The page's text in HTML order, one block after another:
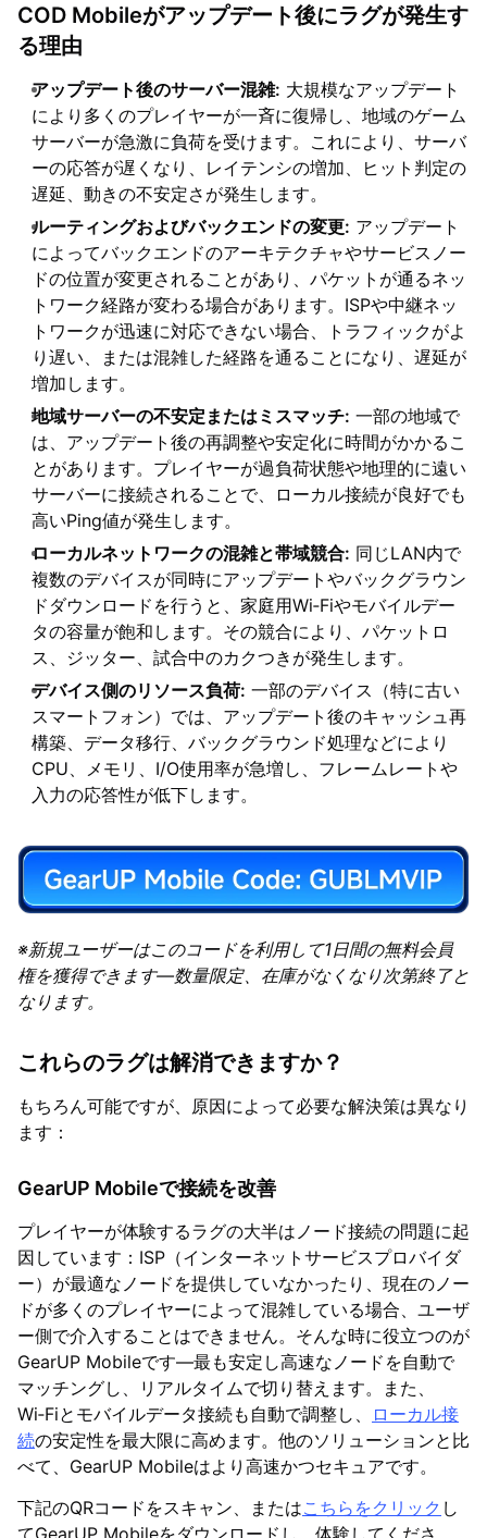
COD Mobileがアップデート後にラグが発生す
る理由
アップデート後のサーバー混雑: 大規模なアップデート
により多くのプレイヤーが一斉に復帰し、地域のゲーム
サーバーが急激に負荷を受けます。これにより、サーバ
ーの応答が遅くなり、レイテンシの増加、ヒット判定の
遅延、動きの不安定さが発生します。
ルーティングおよびバックエンドの変更: アップデート
によってバックエンドのアーキテクチャやサービスノー
ドの位置が変更されることがあり、パケットが通るネッ
トワーク経路が変わる場合があります。ISPや中継ネッ
トワークが迅速に対応できない場合、トラフィックがよ
り遅い、または混雑した経路を通ることになり、遅延が
増加します。
地域サーバーの不安定またはミスマッチ: 一部の地域で
は、アップデート後の再調整や安定化に時間がかかるこ
とがあります。プレイヤーが過負荷状態や地理的に遠い
サーバーに接続されることで、ローカル接続が良好でも
高いPing値が発生します。
ローカルネットワークの混雑と帯域競合: 同じLAN内で
複数のデバイスが同時にアップデートやバックグラウン
ドダウンロードを行うと、家庭用Wi‑Fiやモバイルデー
タの容量が飽和します。その競合により、パケットロ
ス、ジッター、試合中のカクつきが発生します。
デバイス側のリソース負荷: 一部のデバイス（特に古い
スマートフォン）では、アップデート後のキャッシュ再
構築、データ移行、バックグラウンド処理などにより
CPU、メモリ、I/O使用率が急増し、フレームレートや
入力の応答性が低下します。
※新規ユーザーはこのコードを利用して1日間の無料会員
権を獲得できます—数量限定、在庫がなくなり次第終了と
なります。
これらのラグは解消できますか？
もちろん可能ですが、原因によって必要な解決策は異なり
ます：
GearUP Mobileで接続を改善
プレイヤーが体験するラグの大半はノード接続の問題に起
因しています：ISP（インターネットサービスプロバイダ
ー）が最適なノードを提供していなかったり、現在のノー
ドが多くのプレイヤーによって混雑している場合、ユーザ
ー側で介入することはできません。そんな時に役立つのが
GearUP Mobileです—最も安定し高速なノードを自動で
マッチングし、リアルタイムで切り替えます。また、
Wi‑Fiとモバイルデータ接続も自動で調整し、
ローカル接
続の安定性を最大限に高めます。他のソリューションと比
べて、GearUP Mobileはより高速かつセキュアです。
下記のQRコードをスキャン、またはこちらをクリック し
てGearUP Mobileをダウンロードし、体験してくださ